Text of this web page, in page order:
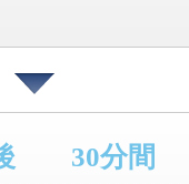
後 30分間